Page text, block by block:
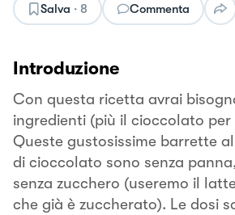
Salva · 8 Commenta
Introduzione
Con questa ricetta avrai
ingredienti (più il cioccolato
Queste gustosissime barrette
di cioccolato sono senza
senza zucchero (useremo il
che già è zuccherato). Le dosi